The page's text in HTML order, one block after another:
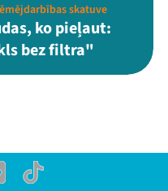
skatuve
ko pieļaut:
bez filtra"
TikTok